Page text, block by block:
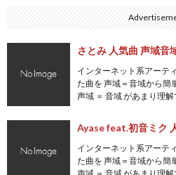
さとみ 人気曲 声域音
インターネット系アーテ
た曲を 声域＝音域から簡
声域 ＝ 音域 があまり理
Ayase feat.初音ミク
インターネット系アーテ
た曲を 声域＝音域から簡